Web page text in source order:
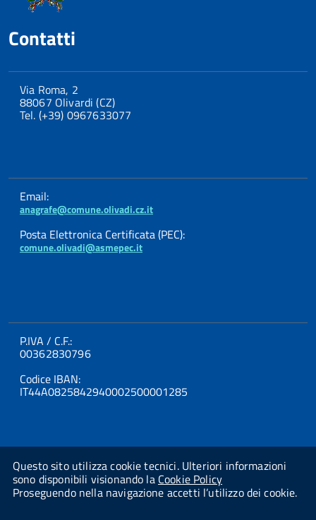
Questo sito utilizza cookie tecnici. Ulteriori informazioni
sono disponibili visionando la Cookie Policy
Proseguendo nella navigazione accetti l’utilizzo dei cookie.
Contatti
Via Roma, 2
88067 Olivardi (CZ)
Tel. (+39) 0967633077
Email:
anagrafe@comune.olivadi.cz.it
Posta Elettronica Certificata (PEC):
comune.olivadi@asmepec.it
P.IVA / C.F.:
00362830796
Codice IBAN:
IT44A0825842940002500001285